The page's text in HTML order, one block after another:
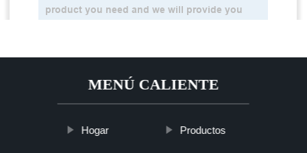
MENÚ CALIENTE
Hogar Productos